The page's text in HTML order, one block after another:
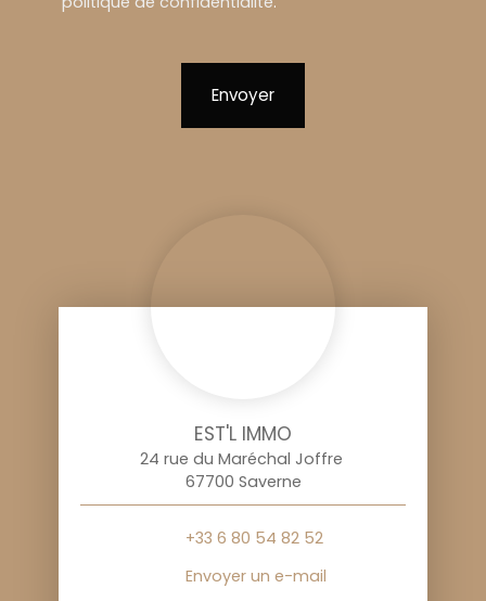
Envoyer
EST'L IMMO
24 rue du Maréchal Joffre
67700 Saverne
+33 6 80 54 82 52
Envoyer un e-mail